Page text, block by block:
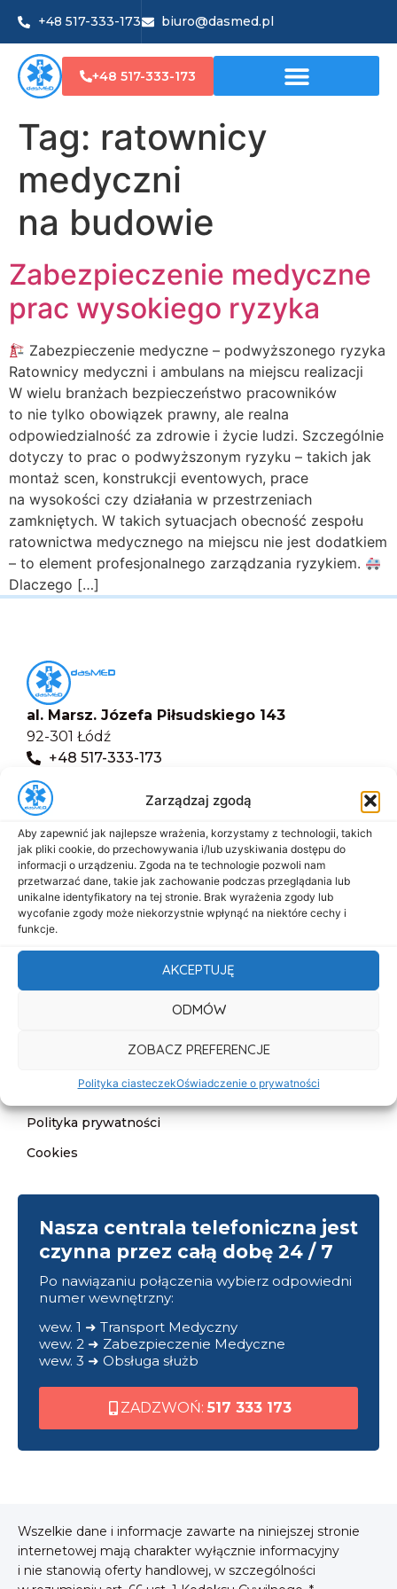
Zarządzaj zgodą
Aby zapewnić jak najlepsze wrażenia, korzystamy z technologii, takich
jak pliki cookie, do przechowywania i/lub uzyskiwania dostępu do
informacji o urządzeniu. Zgoda na te technologie pozwoli nam
przetwarzać dane, takie jak zachowanie podczas przeglądania lub
unikalne identyfikatory na tej stronie. Brak wyrażenia zgody lub
wycofanie zgody może niekorzystnie wpłynąć na niektóre cechy i
funkcje.
AKCEPTUJĘ
ODMÓW
ZOBACZ PREFERENCJE
Polityka ciasteczekOświadczenie o prywatności
+48 517-333-173 biuro@dasmed.pl
+48 517-333-173
Tag: ratownicy
medyczni
na budowie
Zabezpieczenie medyczne
prac wysokiego ryzyka
Zabezpieczenie medyczne – podwyższonego ryzyka
Ratownicy medyczni i ambulans na miejscu realizacji
W wielu branżach bezpieczeństwo pracowników
to nie tylko obowiązek prawny, ale realna
odpowiedzialność za zdrowie i życie ludzi. Szczególnie
dotyczy to prac o podwyższonym ryzyku – takich jak
montaż scen, konstrukcji eventowych, prace
na wysokości czy działania w przestrzeniach
zamkniętych. W takich sytuacjach obecność zespołu
ratownictwa medycznego na miejscu nie jest dodatkiem
– to element profesjonalnego zarządzania ryzykiem.
Dlaczego […]
al. Marsz. Józefa Piłsudskiego 143
92-301 Łódź
+48 517-333-173
biuro@dasmed.pl
Start
O nas
Oferta
Cennik
Klauzula informacyjna
Polityka prywatności
Cookies
Nasza centrala telefoniczna jest
czynna przez całą dobę 24 / 7
Po nawiązaniu połączenia wybierz odpowiedni
numer wewnętrzny:
wew. 1 ➜ Transport Medyczny
wew. 2 ➜ Zabezpieczenie Medyczne
wew. 3 ➜ Obsługa służb
ZADZWOŃ: 517 333 173
Wszelkie dane i informacje zawarte na niniejszej stronie
internetowej mają charakter wyłącznie informacyjny
i nie stanowią oferty handlowej, w szczególności